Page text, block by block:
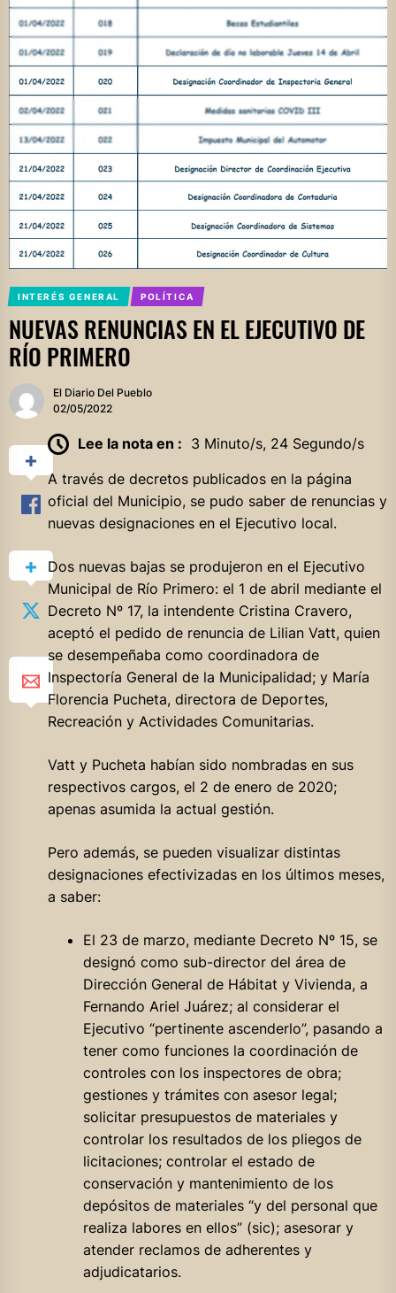
INTERÉS GENERAL POLÍTICA
NUEVAS RENUNCIAS EN EL EJECUTIVO DE
RÍO PRIMERO
El Diario Del Pueblo
02/05/2022
Lee la nota en : 3 Minuto/s, 24 Segundo/s
A través de decretos publicados en la página
oficial del Municipio, se pudo saber de renuncias y
nuevas designaciones en el Ejecutivo local.
Dos nuevas bajas se produjeron en el Ejecutivo
Municipal de Río Primero: el 1 de abril mediante el
Decreto Nº 17, la intendente Cristina Cravero,
aceptó el pedido de renuncia de Lilian Vatt, quien
se desempeñaba como coordinadora de
Inspectoría General de la Municipalidad; y María
Florencia Pucheta, directora de Deportes,
Recreación y Actividades Comunitarias.
Vatt y Pucheta habían sido nombradas en sus
respectivos cargos, el 2 de enero de 2020;
apenas asumida la actual gestión.
Pero además, se pueden visualizar distintas
designaciones efectivizadas en los últimos meses,
a saber:
El 23 de marzo, mediante Decreto Nº 15, se
designó como sub-director del área de
Dirección General de Hábitat y Vivienda, a
Fernando Ariel Juárez; al considerar el
Ejecutivo “pertinente ascenderlo”, pasando a
tener como funciones la coordinación de
controles con los inspectores de obra;
gestiones y trámites con asesor legal;
solicitar presupuestos de materiales y
controlar los resultados de los pliegos de
licitaciones; controlar el estado de
conservación y mantenimiento de los
depósitos de materiales “y del personal que
realiza labores en ellos” (sic); asesorar y
atender reclamos de adherentes y
adjudicatarios.